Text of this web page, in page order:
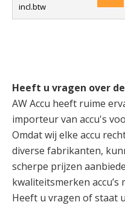
incl.btw
Heeft u vragen over de
AW Accu heeft ruime
importeur van accu's
Omdat wij elke accu
diverse fabrikanten,
scherpe prijzen
kwaliteitsmerken
Heeft u vragen of staat